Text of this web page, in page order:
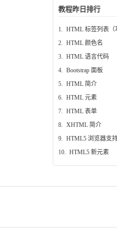
教程昨日排行
1. HTML 标签列表（
2. HTML 颜色名
3. HTML 语言代码
4. Bootstrap 面板
5. HTML 简介
6. HTML 元素
7. HTML 表单
8. XHTML 简介
9. HTML5 浏览器支
10. HTML5 新元素